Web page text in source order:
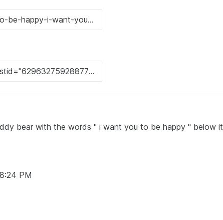
bear with the words " i want you to be happy " below it
PM